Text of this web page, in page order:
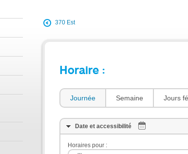
370 Est
Horaire :
Journée Semaine Jours
Date et accessibilité
Horaires pour :